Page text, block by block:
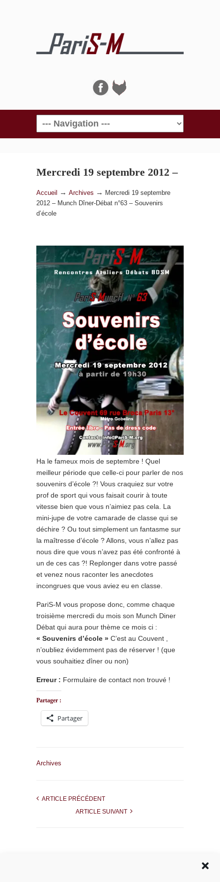
Navigation
Mercredi 19 septembre 2012 –
Munch Dîner-Débat n°63 –
Souvenirs d’école
Accueil → Archives →
Mercredi 19 septembre
2012 – Munch Dîner-Débat n°63 – Souvenirs
d’école
Ha le fameux mois de septembre ! Quel
meilleur période que celle-ci pour parler de nos
souvenirs d’école ?! Vous craquiez sur votre
prof de sport qui vous faisait courir à toute
vitesse bien que vous n’aimiez pas cela. La
mini-jupe de votre camarade de classe qui se
déchire ? Ou tout simplement un fantasme sur
la maîtresse d’école ? Allons, vous n’allez pas
nous dire que vous n’avez pas été confronté à
un de ces cas ?! Replonger dans votre passé
et venez nous raconter les anecdotes
incongrues que vous aviez eu en classe.
PariS-M vous propose donc, comme chaque
troisième mercredi du mois son Munch Diner
Débat qui aura pour thème ce mois ci :
« Souvenirs d’école » C’est au Couvent ,
n’oubliez évidemment pas de réserver ! (que
vous souhaitiez dîner ou non)
Erreur : Formulaire de contact non trouvé !
Partager :
Partager
Archives
ARTICLE PRÉCÉDENT
ARTICLE SUIVANT